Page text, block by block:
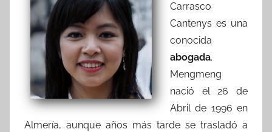
Carrasco
Cantenys es una
conocida
abogada.
Mengmeng
nació el 26 de
Abril de 1996 en
Almería, aunque años más tarde se trasladó a